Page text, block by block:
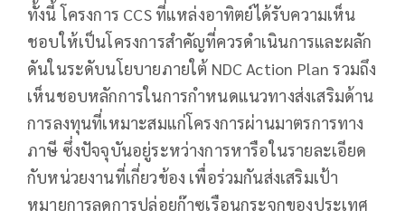
ทั้งนี้ โครงการ CCS ที่แหล่งอาทิตย์ได้รับความเห็น
ชอบให้เป็นโครงการสำคัญที่ควรดำเนินการและผลัก
ดันในระดับนโยบายภายใต้ NDC Action Plan รวมถึง
เห็นชอบหลักการในการกำหนดแนวทางส่งเสริมด้าน
การลงทุนที่เหมาะสมแก่โครงการผ่านมาตรการทาง
ภาษี ซึ่งปัจจุบันอยู่ระหว่างการหารือในรายละเอียด
กับหน่วยงานที่เกี่ยวข้อง เพื่อร่วมกันส่งเสริมเป้า
หมายการลดการปล่อยก๊าซเรือนกระจกของประเทศ